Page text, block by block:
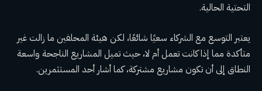
التحتية الحالية.
يعتبر التوسع مع الشركاء سعيًا شائعًا، لكن هيئة المحلفين ما زالت غير
متأكدة مما إذا كانت تعمل أم لا، حيث تميل المشاريع الناجحة واسعة
النطاق إلى أن تكون مشاريع مشتركة، كما أشار أحد المستثمرين.